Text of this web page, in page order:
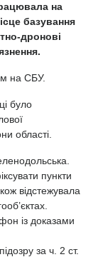
на
базування
дронові
на СБУ.
було
області.
пункти
відстежувала
із доказами
за ч. 2 ст.